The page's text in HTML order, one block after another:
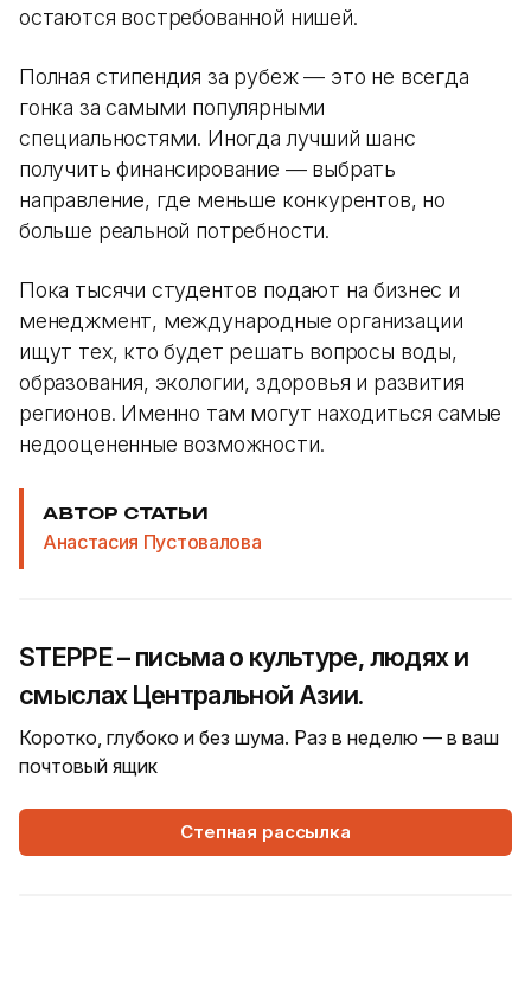
остаются востребованной нишей.
Полная стипендия за рубеж — это не всегда
гонка за самыми популярными
специальностями. Иногда лучший шанс
получить финансирование — выбрать
направление, где меньше конкурентов, но
больше реальной потребности.
Пока тысячи студентов подают на бизнес и
менеджмент, международные организации
ищут тех, кто будет решать вопросы воды,
образования, экологии, здоровья и развития
регионов. Именно там могут находиться самые
недооцененные возможности.
АВТОР СТАТЬИ
Анастасия Пустовалова
STEPPE – письма о культуре, людях и
смыслах Центральной Азии.
Коротко, глубоко и без шума. Раз в неделю — в ваш
почтовый ящик
Степная рассылка